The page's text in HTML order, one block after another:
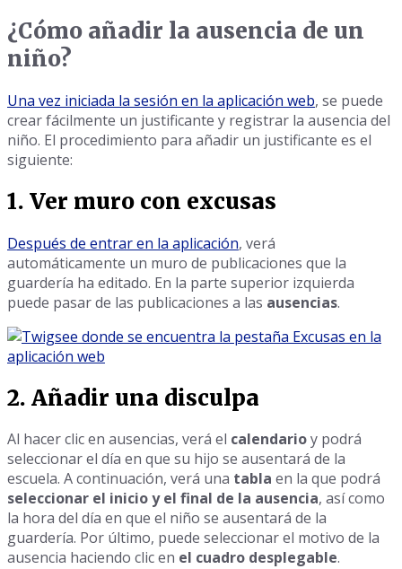
¿Cómo añadir la ausencia de un
niño?
Una vez iniciada la sesión en la aplicación web, se puede
crear fácilmente un justificante y registrar la ausencia del
niño. El procedimiento para añadir un justificante es el
siguiente:
1. Ver muro con excusas
Después de entrar en la aplicación, verá
automáticamente un muro de publicaciones que la
guardería ha editado. En la parte superior izquierda
puede pasar de las publicaciones a las ausencias.
2. Añadir una disculpa
Al hacer clic en ausencias, verá el calendarioy podrá
seleccionar el día en que su hijo se ausentará de la
escuela. A continuación, verá una tabla en la que podrá
seleccionar el inicio y el final de la ausencia, así como
la hora del día en que el niño se ausentará de la
guardería. Por último, puede seleccionar el motivo de la
ausencia haciendo clic en el cuadro desplegable.